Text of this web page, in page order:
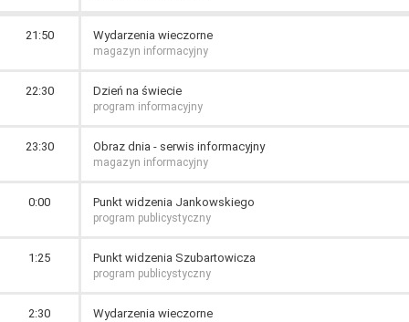
21:50 Wydarzenia wieczorne
magazyn informacyjny
22:30 Dzień na świecie
program informacyjny
23:30 Obraz dnia - serwis informacyjny
magazyn informacyjny
0:00 Punkt widzenia Jankowskiego
program publicystyczny
1:25 Punkt widzenia Szubartowicza
program publicystyczny
2:30 Wydarzenia wieczorne